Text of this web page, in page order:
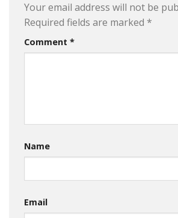
Your email address will not be
Required fields are marked *
Comment *
Name
Email